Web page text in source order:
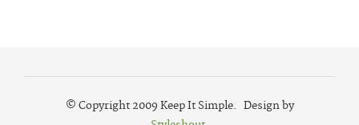
© Copyright 2009 Keep It Simple. Design by